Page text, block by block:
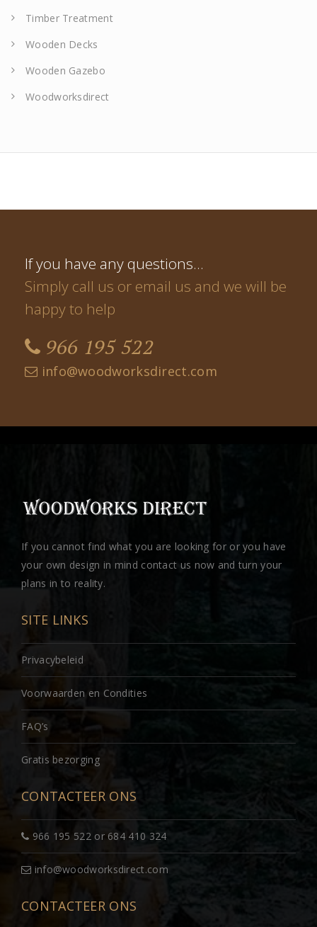
Timber Treatment
Wooden Decks
Wooden Gazebo
Woodworksdirect
If you have any questions…
Simply call us or email us and we will be
happy to help
966 195 522
info@woodworksdirect.com
If you cannot find what you are looking for or you have
your own design in mind contact us now and turn your
plans in to reality.
SITE LINKS
Privacybeleid
Voorwaarden en Condities
FAQ’s
Gratis bezorging
CONTACTEER ONS
966 195 522 or 684 410 324
info@woodworksdirect.com
CONTACTEER ONS